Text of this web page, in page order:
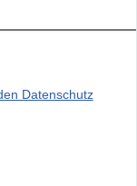
Datenschutz